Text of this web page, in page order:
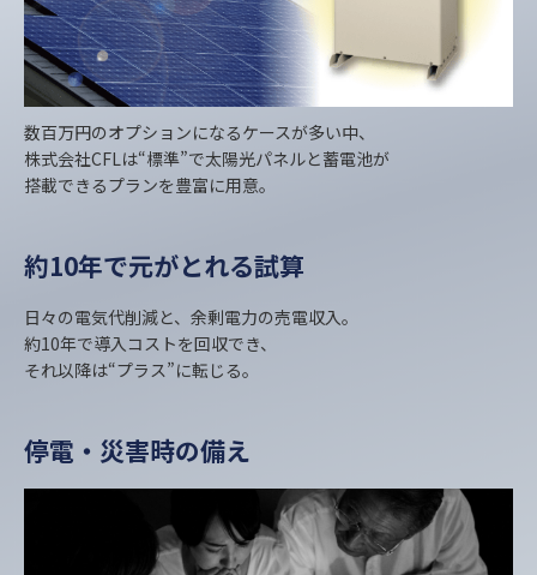
数百万円のオプションになるケースが多い中、
株式会社CFLは“標準”で太陽光パネルと蓄電池が
搭載できるプランを豊富に用意。
約10年で元がとれる試算
日々の電気代削減と、余剰電力の売電収入。
約10年で導入コストを回収でき、
それ以降は“プラス”に転じる。
停電・災害時の備え